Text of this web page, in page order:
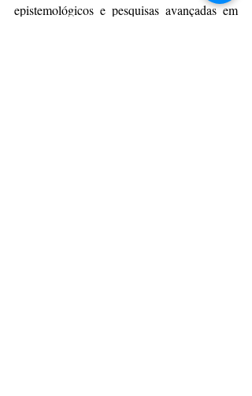
epistemológicos e pesquisas avançadas em